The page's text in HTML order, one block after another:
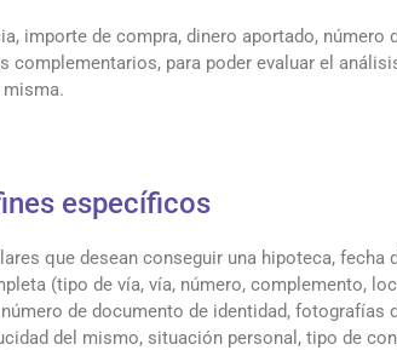
importe de compra, dinero aportado, número
complementarios, para poder evaluar el
específicos
que desean conseguir una hipoteca, fecha
(tipo de vía, vía, número, complemento,
de documento de identidad, fotografías
del mismo, situación personal, tipo de